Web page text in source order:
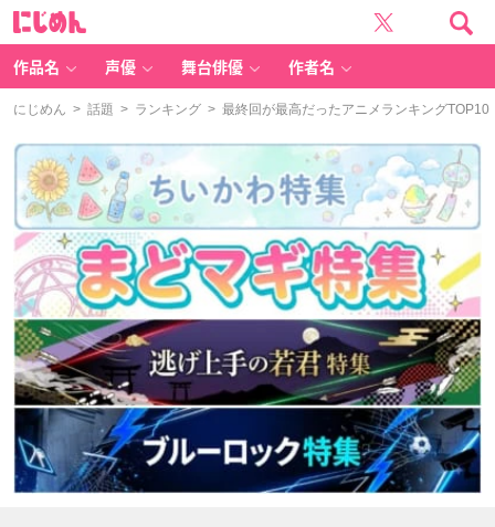
作品名 声優 舞台俳優 作者名
にじめん > 話題 > ランキング > 最終回が最高だったアニメランキング